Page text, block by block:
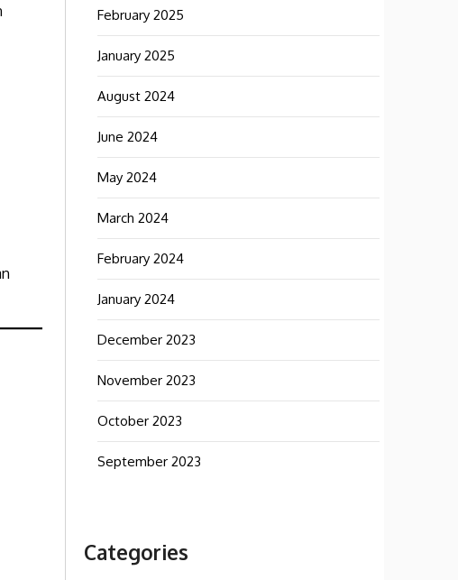
February 2025
January 2025
August 2024
June 2024
May 2024
March 2024
February 2024
January 2024
December 2023
November 2023
October 2023
September 2023
Categories